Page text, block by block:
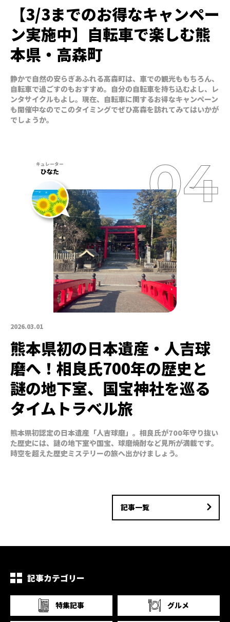
【3/3までのお得なキャンペー
ン実施中】自転車で楽しむ熊
本県・高森町
静かで自然の安らぎあふれる高森町は、車での観光ももちろん、
自転車で過ごすのもおすすめ。自分の自転車を持ち込むよし、レ
ンタサイクルもよし。現在、自転車に関するお得なキャンペーン
も開催中なのでこのタイミングでぜひ高森を訪れてみてはいかが
でしょうか。
2026.03.01
ひなた
熊本県初の日本遺産・人吉球
磨へ！相良氏700年の歴史と
謎の地下室、国宝神社を巡る
タイムトラベル旅
熊本県初認定の日本遺産「人吉球磨」。相良氏が700年守り抜い
た歴史には、謎の地下室や国宝、球磨焼酎など見所が満載です。
時空を超えた歴史ミステリーの旅へ出かけましょう。
記事一覧
記事カテゴリー
特集記事 グルメ